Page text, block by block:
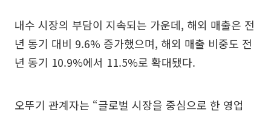
내수 시장의 부담이 지속되는 가운데, 해외 매출은 전
년 동기 대비 9.6% 증가했으며, 해외 매출 비중도 전
년 동기 10.9%에서 11.5%로 확대됐다.
오뚜기 관계자는 “글로벌 시장을 중심으로 한 영업